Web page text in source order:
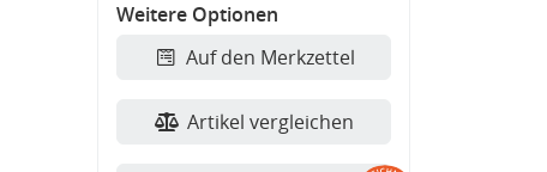
Weitere Optionen
Auf den Merkzettel
Artikel vergleichen